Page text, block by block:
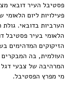
פסטיבל העיר דובאי
פעילויות ליום הלאומי
הערביות בדובאי.
הלאומי בעיר פסטיבל
העולמית, בה המבקרים
המרהיבה של צבעי דגל
מי מפרץ הפסטיבל.